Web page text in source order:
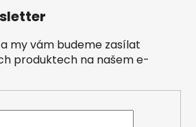
my vám budeme zasílat
produktech na našem e-